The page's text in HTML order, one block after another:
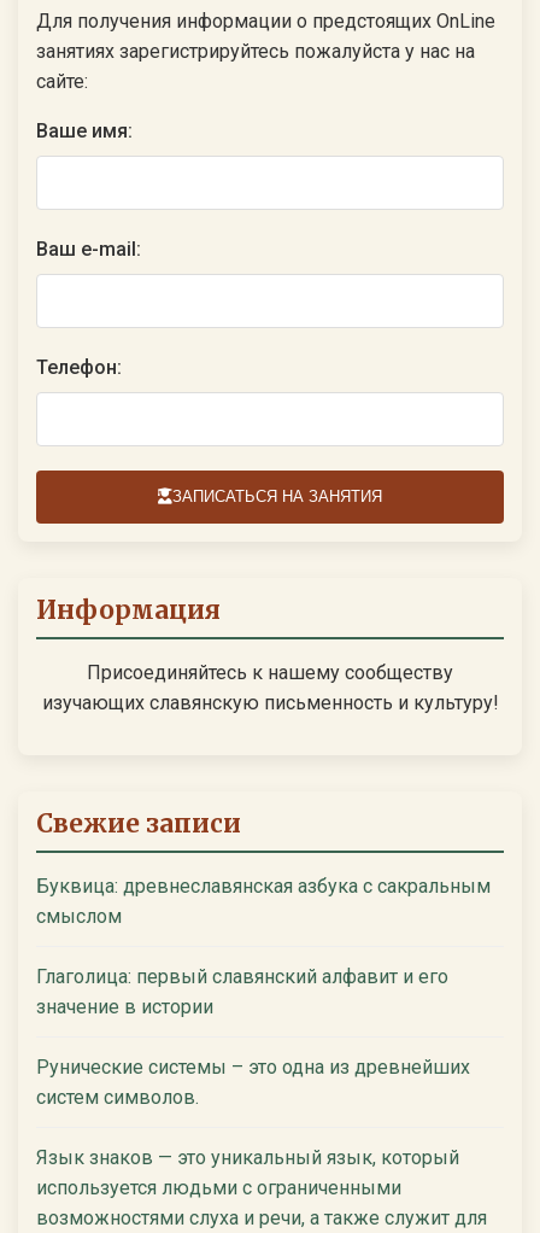
Для получения информации о предстоящих OnLine
занятиях зарегистрируйтесь пожалуйста у нас на
сайте:
Ваше имя:
Ваш e-mail:
Телефон:
ЗАПИСАТЬСЯ НА ЗАНЯТИЯ
Информация
Присоединяйтесь к нашему сообществу
изучающих славянскую письменность и культуру!
Свежие записи
Буквица: древнеславянская азбука с сакральным
смыслом
Глаголица: первый славянский алфавит и его
значение в истории
Рунические системы – это одна из древнейших
систем символов.
Язык знаков — это уникальный язык, который
используется людьми с ограниченными
возможностями слуха и речи, а также служит для